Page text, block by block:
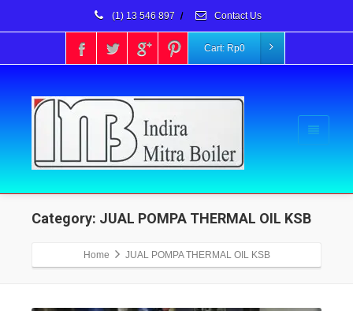
(1) 13 546 897 / Contact Us
Cart: Rp0
Category: JUAL POMPA THERMAL OIL KSB
Home JUAL POMPA THERMAL OIL KSB